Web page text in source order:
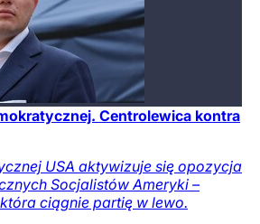
Centrolewica kontra
USA aktywizuje się opozycja
Socjalistów Ameryki –
ciągnie partię w lewo.